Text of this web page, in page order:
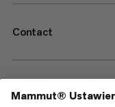
Contact